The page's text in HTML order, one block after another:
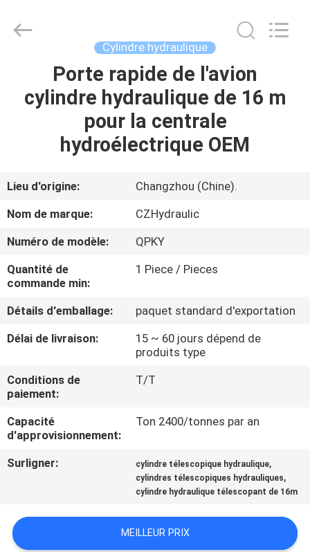
VIDÉOS
À
PROPOS
DE
DE
L'USINE
CONTRÔLE
QUALITÉ
EQUIPMENT
CO.,LTD.
Cylindre hydraulique
Porte rapide de l'avion
cylindre hydraulique de 16 m
pour la centrale
hydroélectrique OEM
Lieu d'origine:
Changzhou (Chine).
Nom de marque:
CZHydraulic
Numéro de modèle:
QPKY
Quantité de
commande min:
1 Piece / Pieces
Détails d'emballage:
paquet standard d'exportation
Délai de livraison:
15 ~ 60 jours dépend de
produits type
Conditions de
paiement:
T/T
Capacité
d'approvisionnement:
Ton 2400/tonnes par an
Surligner: cylindre télescopique hydraulique,
cylindres télescopiques hydrauliques,
cylindre hydraulique télescopant de 16m
MEILLEUR PRIX